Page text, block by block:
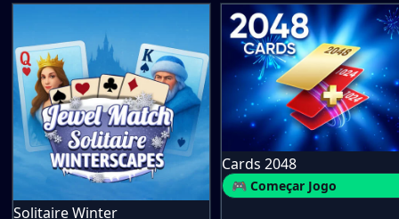
Solitaire Winter
Cards 2048
🎮 Começar Jogo